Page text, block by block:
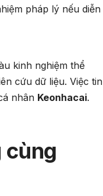
pháp lý nếu diễn
kinh nghiệm thể
cứu dữ liệu. Việc tin
nhân Keonhacai.
cùng